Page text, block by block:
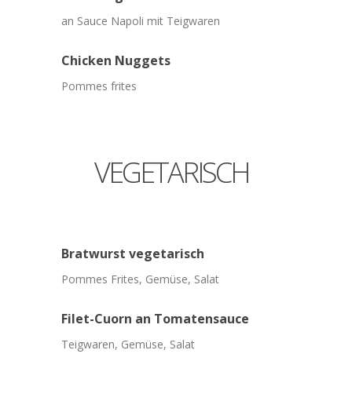
an Sauce Napoli mit Teigwaren
Chicken Nuggets
Pommes frites
VEGETARISCH
Bratwurst vegetarisch
Pommes Frites, Gemüse, Salat
Filet-Cuorn an Tomatensauce
Teigwaren, Gemüse, Salat